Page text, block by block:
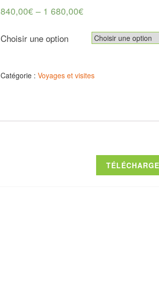
840,00€ – 1 680,00€
Choisir une option
Catégorie : Voyages et visites